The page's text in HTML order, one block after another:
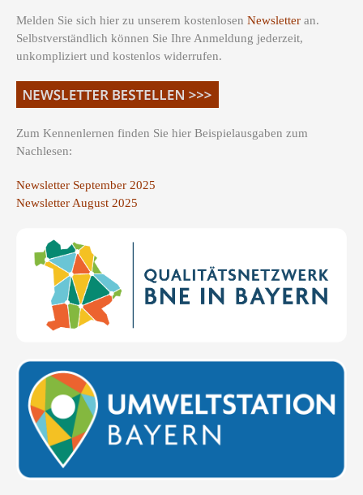
Melden Sie sich hier zu unserem kostenlosen Newsletter an.
Selbstverständlich können Sie Ihre Anmeldung jederzeit,
unkompliziert und kostenlos widerrufen.
Zum Kennenlernen finden Sie hier Beispielausgaben zum
Nachlesen:
Newsletter September 2025
Newsletter August 2025